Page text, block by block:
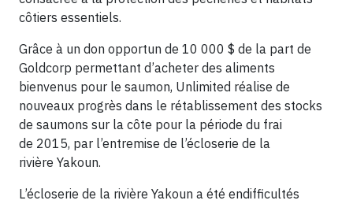
côtiers essentiels.
Grâce à un don opportun de 10 000 $ de la part de
Goldcorp permettant d’acheter des aliments
bienvenus pour le saumon, Unlimited réalise de
nouveaux progrès dans le rétablissement des stocks
de saumons sur la côte pour la période du frai
de 2015, par l’entremise de l’écloserie de la
rivière Yakoun.
L’écloserie de la rivière Yakoun a été endifficultés